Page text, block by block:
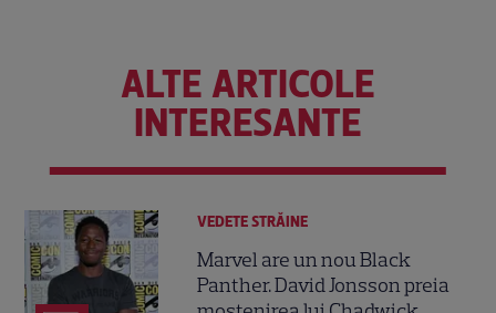
ALTE ARTICOLE
INTERESANTE
VEDETE STRĂINE
Marvel are un nou Black
Panther. David Jonsson preia